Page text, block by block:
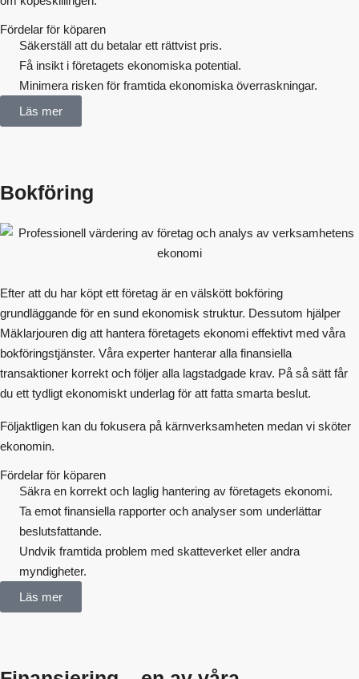
Fördelar för köparen
Säkerställ att du betalar ett rättvist pris.
Få insikt i företagets ekonomiska potential.
Minimera risken för framtida ekonomiska överraskningar.
Läs mer
Bokföring
Efter att du har köpt ett företag är en välskött bokföring
grundläggande för en sund ekonomisk struktur. Dessutom hjälper
Mäklarjouren dig att hantera företagets ekonomi effektivt med våra
bokföringstjänster. Våra experter hanterar alla finansiella
transaktioner korrekt och följer alla lagstadgade krav. På så sätt får
du ett tydligt ekonomiskt underlag för att fatta smarta beslut.
Följaktligen kan du fokusera på kärnverksamheten medan vi sköter
ekonomin.
Fördelar för köparen
Säkra en korrekt och laglig hantering av företagets ekonomi.
Ta emot finansiella rapporter och analyser som underlättar
beslutsfattande.
Undvik framtida problem med skatteverket eller andra
myndigheter.
Läs mer